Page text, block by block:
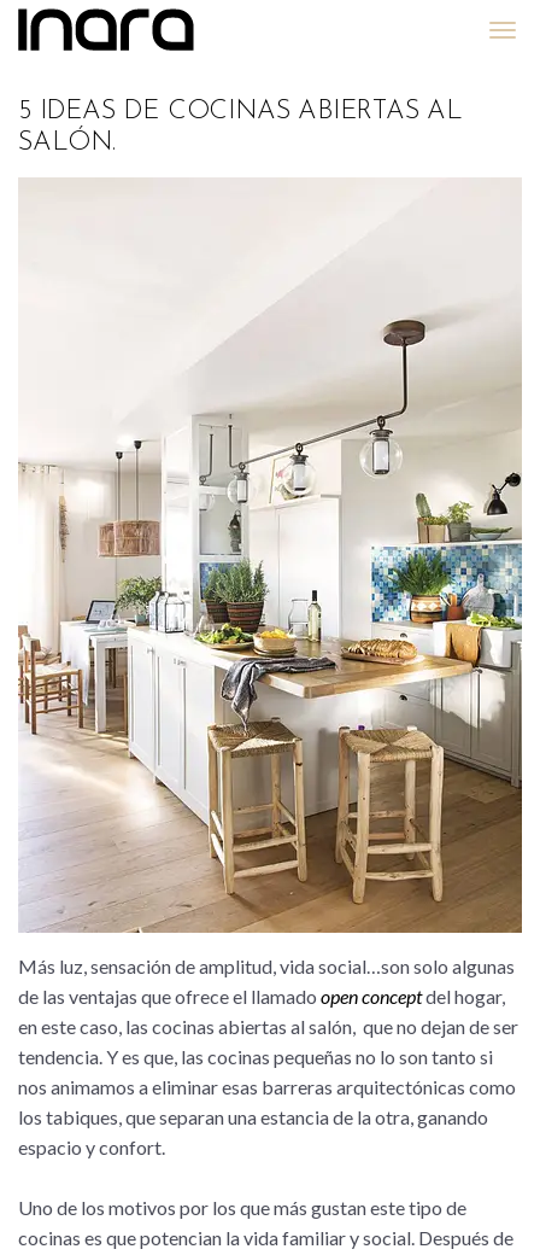
Grupo Inara
5 IDEAS DE COCINAS ABIERTAS AL
SALÓN.
Más luz, sensación de amplitud, vida social…son solo algunas
de las ventajas que ofrece el llamado open conceptdel hogar,
en este caso, las cocinas abiertas al salón, que no dejan de ser
tendencia. Y es que, las cocinas pequeñas no lo son tanto si
nos animamos a eliminar esas barreras arquitectónicas como
los tabiques, que separan una estancia de la otra, ganando
espacio y confort.
Uno de los motivos por los que más gustan este tipo de
cocinas es que potencian la vida familiar y social. Después de